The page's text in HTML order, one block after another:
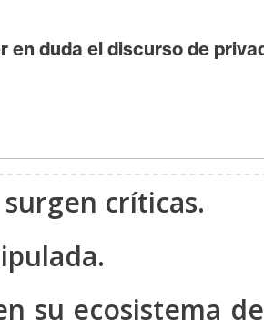
en duda el discurso de
críticas.
su ecosistema de